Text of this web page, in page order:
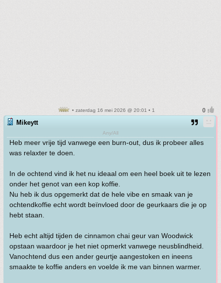
• zaterdag 16 mei 2026 @ 20:01 • 1
Mikeytt
Any/All
Heb meer vrije tijd vanwege een burn-out, dus ik probeer alles
was relaxter te doen.
In de ochtend vind ik het nu ideaal om een heel boek uit te lezen
onder het genot van een kop koffie.
Nu heb ik dus opgemerkt dat de hele vibe en smaak van je
ochtendkoffie echt wordt beïnvloed door de geurkaars die je op
hebt staan.
Heb echt altijd tijden de cinnamon chai geur van Woodwick
opstaan waardoor je het niet opmerkt vanwege neusblindheid.
Vanochtend dus een ander geurtje aangestoken en ineens
smaakte te koffie anders en voelde ik me van binnen warmer.